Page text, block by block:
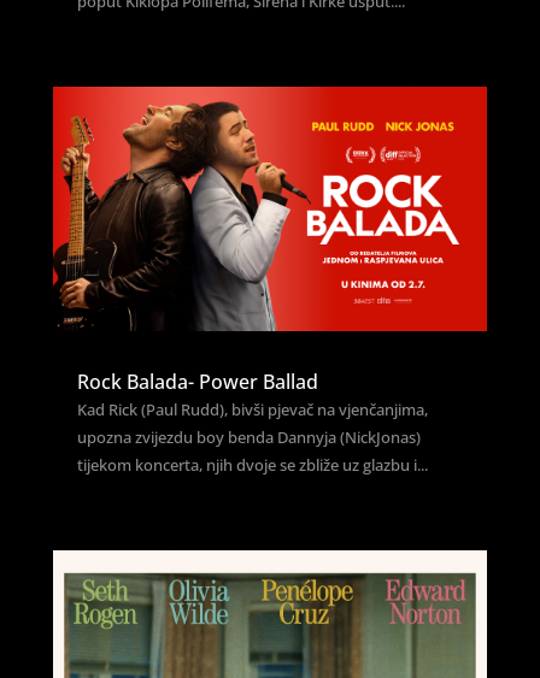
Rock Balada- Power Ballad
Kad Rick (Paul Rudd), bivši pjevač na vjenčanjima,
upozna zvijezdu boy benda Dannyja (NickJonas)
tijekom koncerta, njih dvoje se zbliže uz glazbu i...